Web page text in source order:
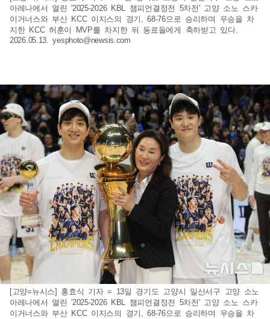
아레나에서 열린 '2025-2026 KBL 챔피언결정전 5차전' 고양 소노 스카
이거너스와 부산 KCC 이지스의 경기, 68-76으로 승리하며 우승을 차
지한 KCC 허훈이 MVP를 차지한 뒤 동료들에게 축하받고 있다.
2026.05.13.yesphoto@newsis.com
[고양=뉴시스] 홍효식 기자 = 13일 경기도 고양시 일산서구 고양 소노
아레나에서 열린 '2025-2026 KBL 챔피언결정전 5차전' 고양 소노 스카
이거너스와 부산 KCC 이지스의 경기, 68-76으로 승리하며 우승을 차